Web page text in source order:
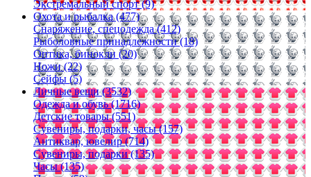
Экстремальный спорт (9)
Охота и рыбалка (477)
Снаряжение, спецодежда (412)
Рыболовные принадлежности (18)
Оптика, бинокли (20)
Ножи (22)
Сейфы (5)
Личные вещи (3532)
Одежда и обувь (1716)
Детские товары (551)
Сувениры, подарки, часы (157)
Антиквар, ювелир (714)
Сувениры, подарки (135)
Часы (135)